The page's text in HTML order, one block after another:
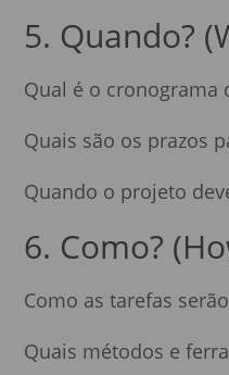
5. Quando?
Qual é o cronograma
Quais são os prazos
Quando o projeto
6. Como?
Como as tarefas
Quais métodos e